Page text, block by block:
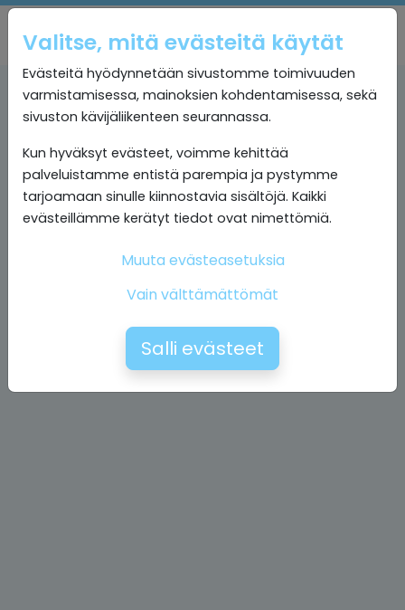
Valitse, mitä evästeitä käytät
Evästeitä hyödynnetään sivustomme toimivuuden
varmistamisessa, mainoksien kohdentamisessa, sekä
sivuston kävijäliikenteen seurannassa.
Kun hyväksyt evästeet, voimme kehittää
palveluistamme entistä parempia ja pystymme
tarjoamaan sinulle kiinnostavia sisältöjä. Kaikki
evästeillämme kerätyt tiedot ovat nimettömiä.
Muuta evästeasetuksia
Vain välttämättömät
Salli evästeet